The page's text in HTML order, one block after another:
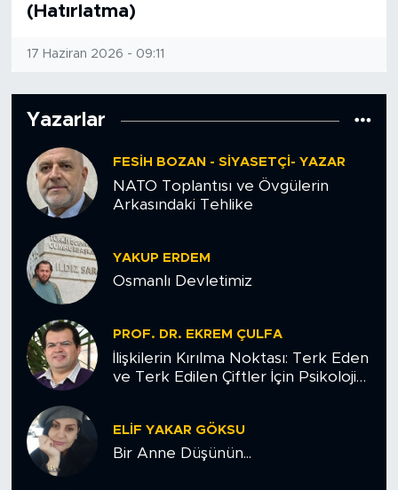
(Hatırlatma)
17 Haziran 2026 - 09:11
Yazarlar
FESIH BOZAN - SIYASETÇI- YAZAR
NATO Toplantısı ve Övgülerin
Arkasındaki Tehlike
YAKUP ERDEM
Osmanlı Devletimiz
PROF. DR. EKREM ÇULFA
İlişkilerin Kırılma Noktası: Terk Eden
ve Terk Edilen Çiftler İçin Psikolojik
ELIF YAKAR GÖKSU
Bir Anne Düşünün...
KULİS
DİNİ
POLİTİKA
EKONOMİ
SPOR
KÜLTÜR SANAT
YAŞAM
TARİHTEN GÜNÜMÜZE
TARİH
KADIN